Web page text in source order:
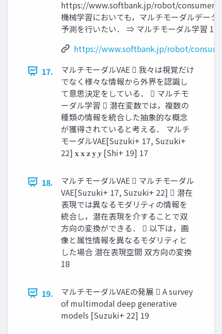
https://www.softbank.jp/robot/consumer/
機械学習においても，マルチモーダルデー
予測を行いたい． ⇒ マルチモーダル学習 16
https://www.softbank.jp/robot/
17.
マルチモーダルVAE  我々は視覚だけ
でなく様々な情報から外界を認識し
て意思決定をしている．  マルチモ
ーダル学習  潜在変数では，複数の
種類の情報を統合した抽象的な概念
が獲得されていると考える． マルチ
モーダルVAE[Suzuki+ 17, Suzuki+
22] 𝐱 𝐱 𝐳 𝐲 𝒚 [Shi+ 19] 17
18.
マルチモーダルVAE  マルチモーダル
VAE[Suzuki+ 17, Suzuki+ 22]  潜在
表現では異なるモダリティの情報を
統合し，潜在表現を介することで双
方向の変換ができる．  以下は，画
像と属性情報を異なるモダリティと
した場合 潜在表現空間 双方向の変換
18
19.
マルチモーダルVAEの発展  A survey
of multimodal deep generative
models [Suzuki+ 22] 19